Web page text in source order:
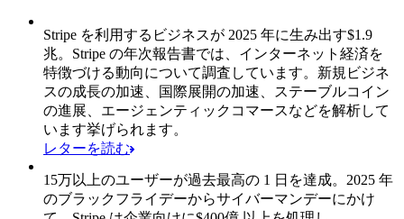
Stripe を利用するビジネスが 2025 年に生み出す$1.9
兆。 Stripe の年次報告書では、インターネット経済を
特徴づける動向について調査しています。新規ビジネ
スの成長の加速、国際展開の加速、ステーブルコイン
の進展、エージェンティックコマースなどを解析して
います挙げられます。
レターを読む
15万以上のユーザーが過去最高の 1 日を達成。 2025 年
のブラックフライデーからサイバーマンデーにかけ